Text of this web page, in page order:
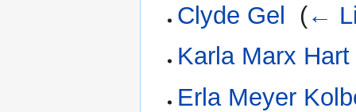
Clyde Gel
(←
Karla Marx Hart
Erla Meyer